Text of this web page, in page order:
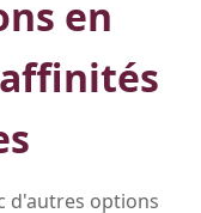
en
d'autres options